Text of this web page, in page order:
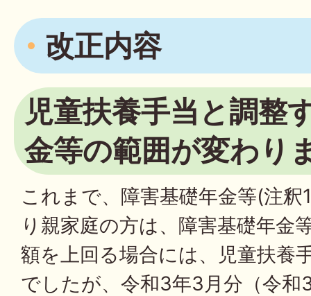
改正内容
児童扶養手当と調整
金等の範囲が変わり
これまで、障害基礎年金等(注
り親家庭の方は、障害基礎年金
額を上回る場合には、児童扶養
でしたが、令和3年3月分（令和